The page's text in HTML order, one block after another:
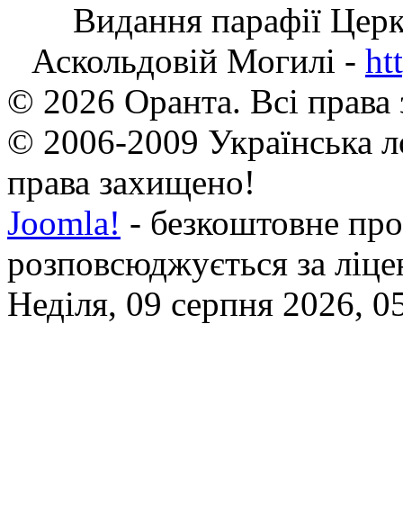
Видання парафії
Аскольдовій Могилі -
© 2026 Оранта. Всі
© 2006-2009 Українська
права захищено!
Joomla! - безкоштовне
розповсюджується за
Неділя, 09 серпня 2026,